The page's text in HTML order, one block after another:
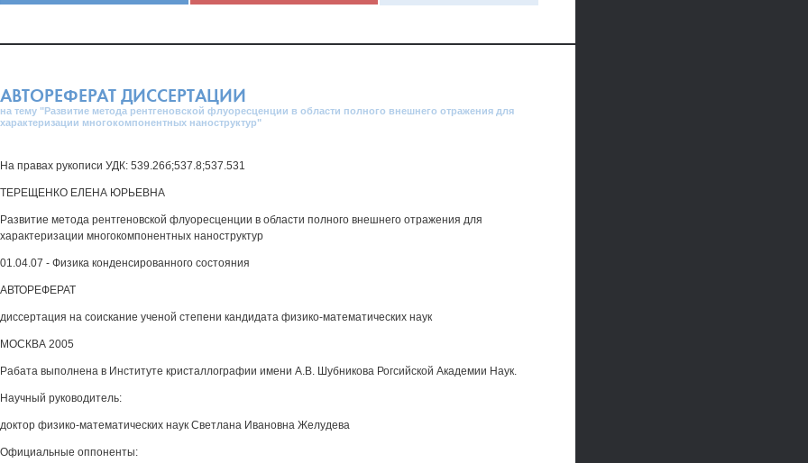
АВТОРЕФЕРАТ ДИССЕРТАЦИИ
на тему "Развитие метода рентгеновской флуоресценции в области полного внешнего отражения для
характеризации многокомпонентных наноструктур"
На правах рукописи УДК: 539.26б;537.8;537.531
ТЕРЕЩЕНКО ЕЛЕНА ЮРЬЕВНА
Развитие метода рентгеновской флуоресценции в области полного внешнего отражения для
характеризации многокомпонентных наноструктур
01.04.07 - Физика конденсированного состояния
АВТОРЕФЕРАТ
диссертация на соискание ученой степени кандидата физико-математических наук
МОСКВА 2005
Рабата выполнена в Институте кристаллографии имени A.B. Шубникова Рогсийской Академии Наук.
Научный руководитель:
доктор физико-математических наук Светлана Ивановна Желудева
Официальные оппоненты: